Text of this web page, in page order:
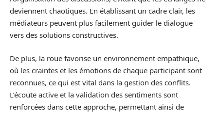
deviennent chaotiques. En établissant un cadre clair, les
médiateurs peuvent plus facilement guider le dialogue
vers des solutions constructives.
De plus, la roue favorise un environnement empathique,
où les craintes et les émotions de chaque participant sont
reconnues, ce qui est vital dans la gestion des conflits.
L’écoute active et la validation des sentiments sont
renforcées dans cette approche, permettant ainsi de